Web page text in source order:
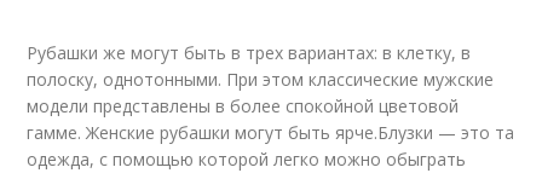
Рубашки же могут быть в трех вариантах: в клетку, в
полоску, однотонными. При этом классические мужские
модели представлены в более спокойной цветовой
гамме. Женские рубашки могут быть ярче.Блузки — это та
одежда, с помощью которой легко можно обыграть